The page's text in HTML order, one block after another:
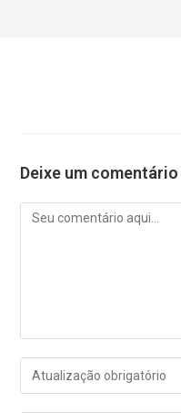
Deixe um comentário